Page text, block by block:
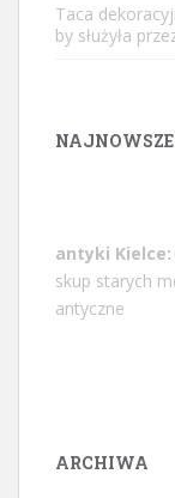
Taca
by służyła
antyki
skup starych
antyczne
ARCHIWA